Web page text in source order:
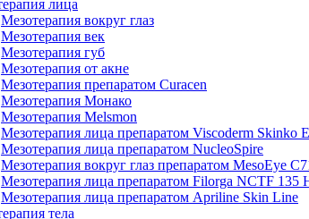
лица
Мезотерапия вокруг глаз
Мезотерапия век
Мезотерапия губ
Мезотерапия от акне
Мезотерапия препаратом Curacen
Мезотерапия Монако
Мезотерапия Melsmon
Мезотерапия лица препаратом Viscoderm Skinko E
Мезотерапия лица препаратом NucleoSpire
Мезотерапия вокруг глаз препаратом MesoEye
Мезотерапия лица препаратом Filorga NCTF 135
Мезотерапия лица препаратом Apriline Skin Line
тела